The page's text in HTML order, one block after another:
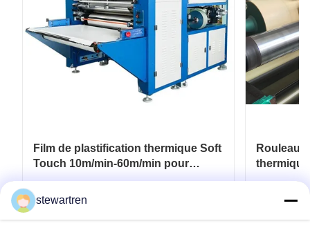
Film de plastification thermique Soft
Touch 10m/min-60m/min pour
emballage souple
Obtenez le meilleur prix
Rouleau
thermique
pour
de
stewartren